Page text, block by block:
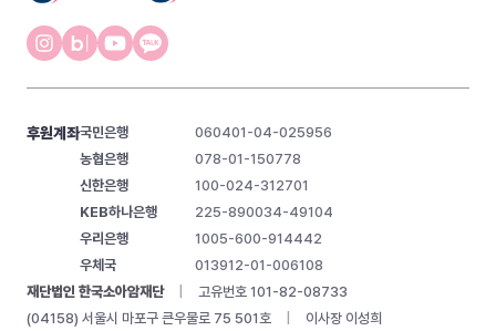
재단법인 한국소아암재단
고유번호 101-82-08733
(04158) 서울시 마포구 큰우물로 75 501호
이사장 이성희
후원계좌국민은행
060401-04-025956
농협은행
078-01-150778
신한은행
100-024-312701
KEB하나은행
225-890034-49104
우리은행
1005-600-914442
우체국
013912-01-006108